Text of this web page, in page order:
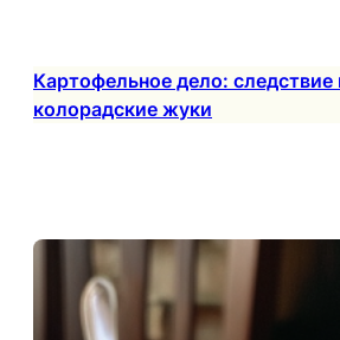
содержимому
Картофельное дело: следствие
колорадские жуки